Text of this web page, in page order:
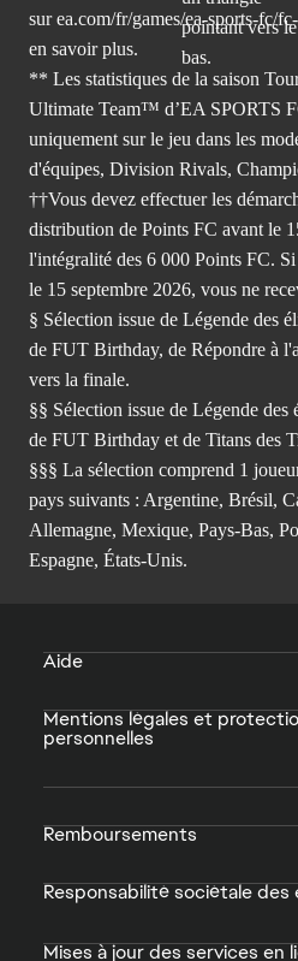
sur ea.com/fr/games/ea-sports-fc/
en savoir plus.
** Les statistiques de la saison
Ultimate Team™ d’EA SPORTS
uniquement sur le jeu dans les
d'équipes, Division Rivals,
††Vous devez effectuer les
distribution de Points FC avant le
l'intégralité des 6 000 Points FC.
le 15 septembre 2026, vous ne
§ Sélection issue de Légende des
de FUT Birthday, de Répondre à
vers la finale.
§§ Sélection issue de Légende
de FUT Birthday et de Titans des
§§§ La sélection comprend 1
pays suivants : Argentine, Brésil,
Allemagne, Mexique, Pays-Bas,
Espagne, États-Unis.
Aide
Mentions légales et
personnelles
Remboursements
Responsabilité sociétale
Mises à jour des services en